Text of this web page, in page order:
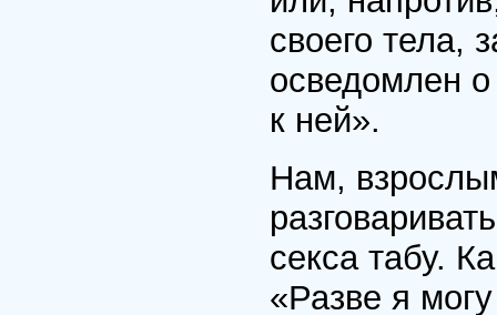
своего тела,
осведомлен
к ней».
Нам,
секса табу.
«Разве я